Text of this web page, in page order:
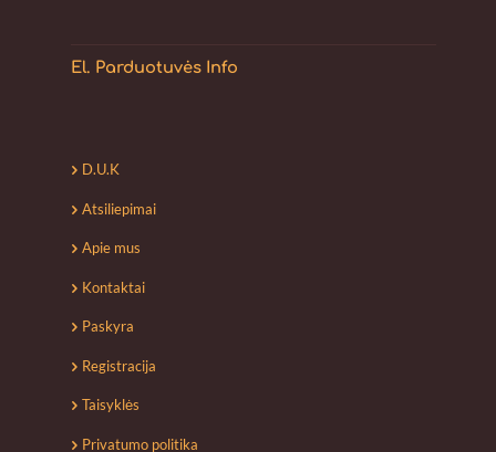
El. Parduotuvės Info
D.U.K
Atsiliepimai
Apie mus
Kontaktai
Paskyra
Registracija
Taisyklės
Privatumo politika